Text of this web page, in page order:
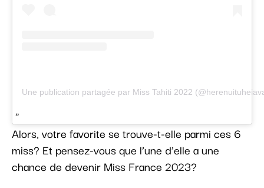
Une publication partagée par Miss Tahiti 2022
Alors, votre favorite se trouve-t-elle parmi ces 6
miss? Et pensez-vous que l’une d’elle a une
chance de devenir Miss France 2023?